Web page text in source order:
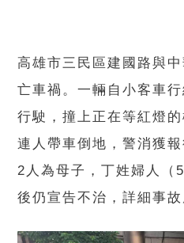
高雄市三民區建國路與
亡車禍。一輛自小客車
行駛，撞上正在等紅燈
連人帶車倒地，警消獲
2人為母子，丁姓婦人（
後仍宣告不治，詳細事故